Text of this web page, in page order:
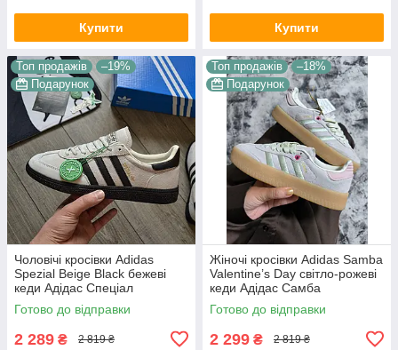
Купити Купити
Топ продажів
–19%
Подарунок
Чоловічі кросівки Adidas
Spezial Beige Black бежеві
кеди Адідас Спеціал
натуральна замша шкіра
демісезон для чоловіків
Готово до відправки
2 289 ₴ 2 819 ₴
Топ продажів
–18%
Подарунок
Жіночі кросівки Adidas Samba
Valentine’s Day світло-рожеві
кеди Адідас Самба
Валентайнс Дей замша
демісезон для дівчат В'єтнам
Готово до відправки
2 299 ₴ 2 819 ₴